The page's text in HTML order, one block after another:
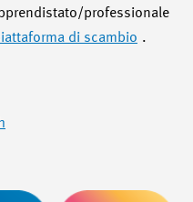
professionale
di scambio .